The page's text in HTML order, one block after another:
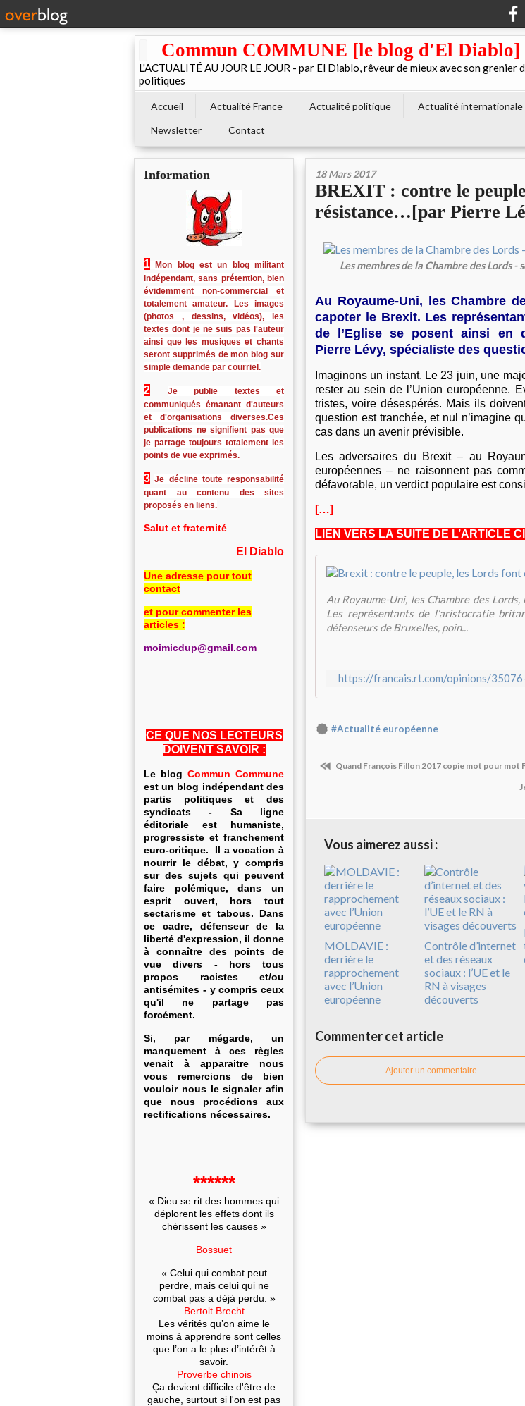
Commun COMMUNE [le blog d'El Diablo]
L'ACTUALITÉ AU JOUR LE JOUR - par El Diablo, rêveur de mieux avec son grenier
politiques
Accueil Actualité France Actualité politique Actualité internationale
Newsletter
Contact
Information
1
Mon blog est un blog militant
indépendant, sans prétention, bien
évidemment non-commercial et
totalement amateur. Les images
(photos , dessins, vidéos), les
textes dont je ne suis pas l'auteur
ainsi que les musiques et chants
seront supprimés de mon blog sur
simple demande par courriel.
2
Je publie textes et
communiqués émanant d'auteurs
et d'organisations diverses.Ces
publications ne signifient pas que
je partage toujours totalement les
points de vue exprimés.
3 Je décline toute responsabilité
quant au contenu des sites
proposés en liens.
Salut et fraternité
El Diablo
Une adresse pour tout
contact
et pour commenter les
articles :
moimicdup@gmail.com
CE QUE NOS LECTEURS
DOIVENT SAVOIR :
Le blog Commun Commune
est un blog indépendant des
partis politiques et des
syndicats - Sa ligne
éditoriale est humaniste,
progressiste et franchement
euro-critique. Il a vocation à
nourrir le débat, y compris
sur des sujets qui peuvent
faire polémique, dans un
esprit ouvert, hors tout
sectarisme et tabous. Dans
ce cadre, défenseur de la
liberté d'expression, il donne
à connaître des points de
vue divers - hors tous
propos racistes et/ou
antisémites - y compris ceux
qu'il ne partage pas
forcément.
Si, par mégarde, un
manquement à ces règles
venait à apparaitre nous
vous remercions de bien
vouloir nous le signaler afin
que nous procédions aux
rectifications nécessaires.
******
« Dieu se rit des hommes qui
déplorent les effets dont ils
chérissent les causes »
Bossuet
« Celui qui combat peut
perdre, mais celui qui ne
combat pas a déjà perdu. »
Bertolt Brecht
Les vérités qu’on aime le
moins à apprendre sont celles
que l’on a le plus d’intérêt à
savoir.
Proverbe chinois
Ça devient difficile d'être de
gauche, surtout si l'on est pas
18 Mars 2017
BREXIT : contre le
résistance…[par Pierre
Les membres de la Chambre des Lords
Au Royaume-Uni, les Chambre
capoter le Brexit. Les
de l’Eglise se posent ainsi en
Pierre Lévy, spécialiste des
Imaginons un instant. Le 23 juin, une
rester au sein de l’Union européenne.
tristes, voire désespérés. Mais ils
question est tranchée, et nul n’imagine
cas dans un avenir prévisible.
Les adversaires du Brexit – au
européennes – ne raisonnent pas
défavorable, un verdict populaire est
[…]
LIEN VERS LA SUITE DE L’ARTICLE
Au Royaume-Uni, les Chambre des
Les représentants de l'aristocratie
défenseurs de Bruxelles, poin...
https://francais.rt.com/opinions/
#Actualité européenne
Quand François Fillon 2017 copie mot pour mot
Vous aimerez aussi :
MOLDAVIE :
derrière le
rapprochement
avec l’Union
européenne
Contrôle d’internet
et des réseaux
sociaux : l’UE et le
RN à visages
découverts
Commenter cet article
Ajouter un commentaire